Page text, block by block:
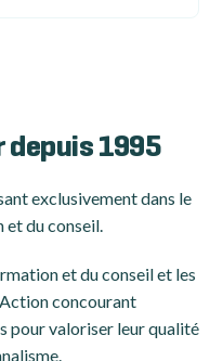
1995
exclusivement dans le
du conseil.
et du conseil et les
concourant
pour valoriser leur qualité